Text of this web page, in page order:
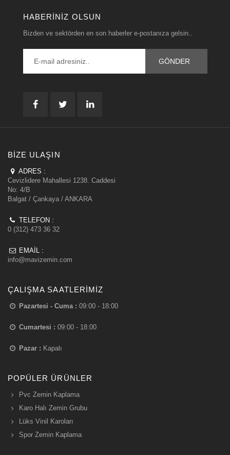
HABERINIZ OLSUN
Bizden ve sektörden en son haberler e-postanıza gelsin..
BIZE ULAŞIN
ADRES :
Cevizlidere Mahallesi 1238. Caddesi
No: 4/B
Balgat / Çankaya / ANKARA
TELEFON :
0 (312) 473 36 32
EMAIL :
info@mavizemin.com
ÇALIŞMA SAATLERIMIZ
Pazartesi - Cuma : 09:00 - 18:00
Cumartesi : 09:00 - 18:00
Pazar : Kapalı
POPÜLER ÜRÜNLER
Pvc Zemin Kaplama
Karo Halı Zemin Grubu
Lüks Vinil Karoları
Spor Zemin Kaplama